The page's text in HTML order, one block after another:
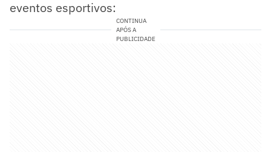
eventos esportivos:
CONTINUA
APÓS A
PUBLICIDADE